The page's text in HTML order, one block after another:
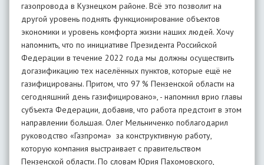
газопровода в Кузнецком районе. Всё это позволит на
другой уровень поднять функционирование объектов
экономики и уровень комфорта жизни наших людей. Хочу
напомнить, что по инициативе Президента Российской
Федерации в течение 2022 года мы должны осуществить
догазификацию тех населённых пунктов, которые ещё не
газифицированы. Притом, что 97 % Пензенской области на
сегодняшний день газифицировано», - напомнил врио главы
субъекта Федерации, добавив, что работа предстоит в этом
направлении большая. Олег Мельниченко поблагодарил
руководство «Газпрома» за конструктивную работу,
которую компания выстраивает с правительством
Пензенской области. По словам Юрия Пахомовского,